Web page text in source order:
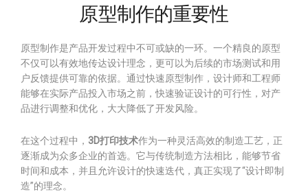
原型制作的重要性
原型制作是产品开发过程中不可或缺的一环。一个精良的原型
不仅可以有效地传达设计理念，更可以为后续的市场测试和用
户反馈提供可靠的依据。通过快速原型制作，设计师和工程师
能够在实际产品投入市场之前，快速验证设计的可行性，对产
品进行调整和优化，大大降低了开发风险。
在这个过程中， 3D打印技术作为一种灵活高效的制造工艺，正
逐渐成为众多企业的首选。它与传统制造方法相比，能够节省
时间和成本，并且允许设计的快速迭代，真正实现了“设计即制
造”的理念。